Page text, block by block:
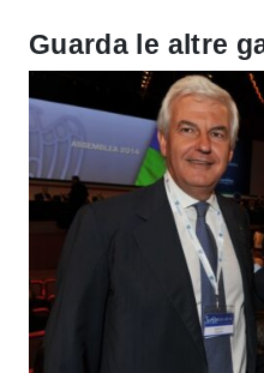
Guarda le altre